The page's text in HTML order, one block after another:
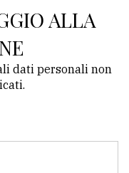
ALLA
dati personali non